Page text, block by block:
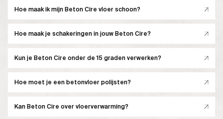
Hoe maak ik mijn Beton Cire vloer schoon?
Hoe maak je schakeringen in jouw Beton Cire?
Kun je Beton Cire onder de 15 graden verwerken?
Hoe moet je een betonvloer polijsten?
Kan Beton Cire over vloerverwarming?